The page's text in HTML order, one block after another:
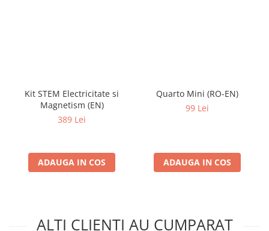
Kit STEM Electricitate si
Magnetism (EN)
389 Lei
ADAUGA IN COS
Quarto Mini (RO-EN)
99 Lei
ADAUGA IN COS
ALTI CLIENTI AU CUMPARAT